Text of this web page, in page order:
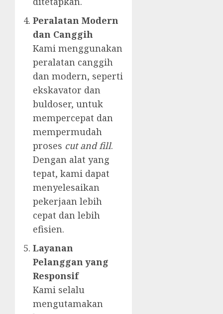
Peralatan Modern
dan Canggih
Kami menggunakan
peralatan canggih
dan modern, seperti
ekskavator dan
buldoser, untuk
mempercepat dan
mempermudah
proses cut and fill.
Dengan alat yang
tepat, kami dapat
menyelesaikan
pekerjaan lebih
cepat dan lebih
efisien.
Layanan
Pelanggan yang
Responsif
Kami selalu
mengutamakan